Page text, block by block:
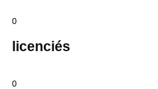
0
licenciés
0